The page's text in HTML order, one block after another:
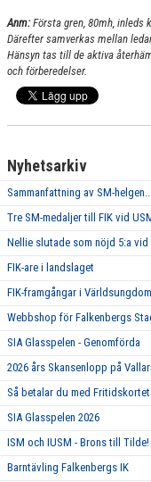
Anm: Första gren, 80mh, inleds
Därefter samverkas mellan
Hänsyn tas till de aktiva
och förberedelser.
Nyhetsarkiv
Sammanfattning av SM-
Tre SM-medaljer till FIK vid
Nellie slutade som nöjd 5:a
FIK-are i landslaget
FIK-framgångar i
Webbshop för Falkenbergs
SIA Glasspelen - Genomförda
2026 års Skansenlopp på
Så betalar du med
SIA Glasspelen 2026
ISM och IUSM - Brons till Tilde!
Barntävling Falkenbergs IK